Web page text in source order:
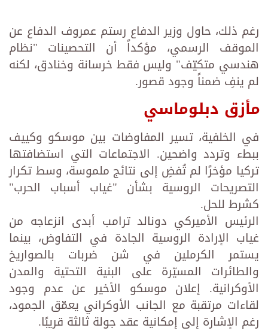
رغم ذلك، حاول وزير الدفاع رستم عمروف الدفاع عن
الموقف الرسمي، مؤكداً أن التحصينات "نظام
هندسي متكيّف" وليس فقط خرسانة وخنادق، لكنه
لم ينفِ ضمناً وجود قصور.
مأزق دبلوماسي
في الخلفية، تسير المفاوضات بين موسكو وكييف
ببطء وتردد واضحين. الاجتماعات التي استضافتها
تركيا مؤخرًا لم تُفضِ إلى نتائج ملموسة، وسط تكرار
التصريحات الروسية بشأن "غياب أسباب الحرب"
كشرط للحل.
الرئيس الأميركي دونالد ترامب أبدى انزعاجه من
غياب الإرادة الروسية الجادة في التفاوض، بينما
يستمر الكرملين في شن ضربات بالصواريخ
والطائرات المسيّرة على البنية التحتية والمدن
الأوكرانية. إعلان موسكو الأخير عن عدم وجود
لقاءات مرتقبة مع الجانب الأوكراني يعمّق الجمود،
رغم الإشارة إلى إمكانية عقد جولة ثالثة قريبًا.